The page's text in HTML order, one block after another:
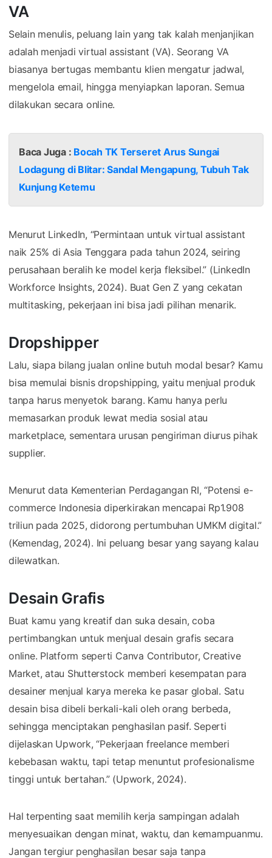
VA
Selain menulis, peluang lain yang tak kalah menjanjikan
adalah menjadi virtual assistant (VA). Seorang VA
biasanya bertugas membantu klien mengatur jadwal,
mengelola email, hingga menyiapkan laporan. Semua
dilakukan secara online.
Baca Juga : Bocah TK Terseret Arus Sungai
Lodagung di Blitar: Sandal Mengapung, Tubuh Tak
Kunjung Ketemu
Menurut LinkedIn, “Permintaan untuk virtual assistant
naik 25% di Asia Tenggara pada tahun 2024, seiring
perusahaan beralih ke model kerja fleksibel.” (LinkedIn
Workforce Insights, 2024). Buat Gen Z yang cekatan
multitasking, pekerjaan ini bisa jadi pilihan menarik.
Dropshipper
Lalu, siapa bilang jualan online butuh modal besar? Kamu
bisa memulai bisnis dropshipping, yaitu menjual produk
tanpa harus menyetok barang. Kamu hanya perlu
memasarkan produk lewat media sosial atau
marketplace, sementara urusan pengiriman diurus pihak
supplier.
Menurut data Kementerian Perdagangan RI, “Potensi e-
commerce Indonesia diperkirakan mencapai Rp1.908
triliun pada 2025, didorong pertumbuhan UMKM digital.”
(Kemendag, 2024). Ini peluang besar yang sayang kalau
dilewatkan.
Desain Grafis
Buat kamu yang kreatif dan suka desain, coba
pertimbangkan untuk menjual desain grafis secara
online. Platform seperti Canva Contributor, Creative
Market, atau Shutterstock memberi kesempatan para
desainer menjual karya mereka ke pasar global. Satu
desain bisa dibeli berkali-kali oleh orang berbeda,
sehingga menciptakan penghasilan pasif. Seperti
dijelaskan Upwork, “Pekerjaan freelance memberi
kebebasan waktu, tapi tetap menuntut profesionalisme
tinggi untuk bertahan.” (Upwork, 2024).
Hal terpenting saat memilih kerja sampingan adalah
menyesuaikan dengan minat, waktu, dan kemampuanmu.
Jangan tergiur penghasilan besar saja tanpa